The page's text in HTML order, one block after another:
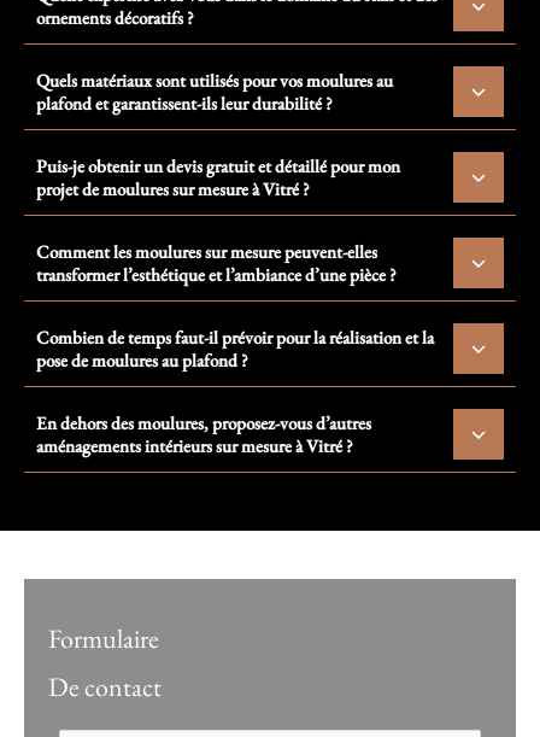
ornements décoratifs ?
Quels matériaux sont utilisés pour vos moulures au
plafond et garantissent-ils leur durabilité ?
Puis-je obtenir un devis gratuit et détaillé pour mon
projet de moulures sur mesure à Vitré ?
Comment les moulures sur mesure peuvent-elles
transformer l’esthétique et l’ambiance d’une pièce ?
Combien de temps faut-il prévoir pour la réalisation et la
pose de moulures au plafond ?
En dehors des moulures, proposez-vous d’autres
aménagements intérieurs sur mesure à Vitré ?
Formulaire
De contact